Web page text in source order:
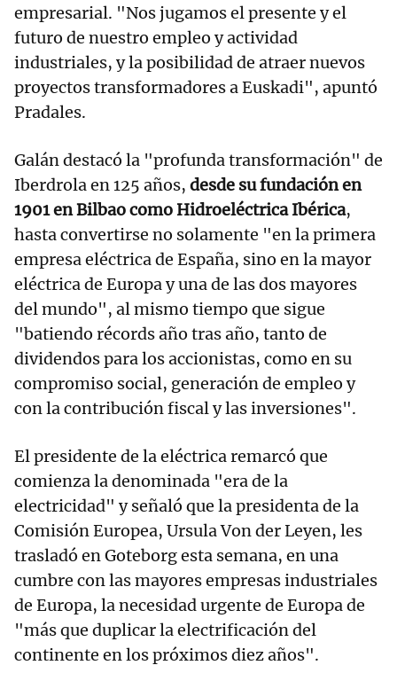
empresarial. "Nos jugamos el presente y el
futuro de nuestro empleo y actividad
industriales, y la posibilidad de atraer nuevos
proyectos transformadores a Euskadi", apuntó
Pradales.
Galán destacó la "profunda transformación" de
Iberdrola en 125 años, desde su fundación en
1901 en Bilbao como Hidroeléctrica Ibérica,
hasta convertirse no solamente "en la primera
empresa eléctrica de España, sino en la mayor
eléctrica de Europa y una de las dos mayores
del mundo", al mismo tiempo que sigue
"batiendo récords año tras año, tanto de
dividendos para los accionistas, como en su
compromiso social, generación de empleo y
con la contribución fiscal y las inversiones".
El presidente de la eléctrica remarcó que
comienza la denominada "era de la
electricidad" y señaló que la presidenta de la
Comisión Europea, Ursula Von der Leyen, les
trasladó en Goteborg esta semana, en una
cumbre con las mayores empresas industriales
de Europa, la necesidad urgente de Europa de
"más que duplicar la electrificación del
continente en los próximos diez años".